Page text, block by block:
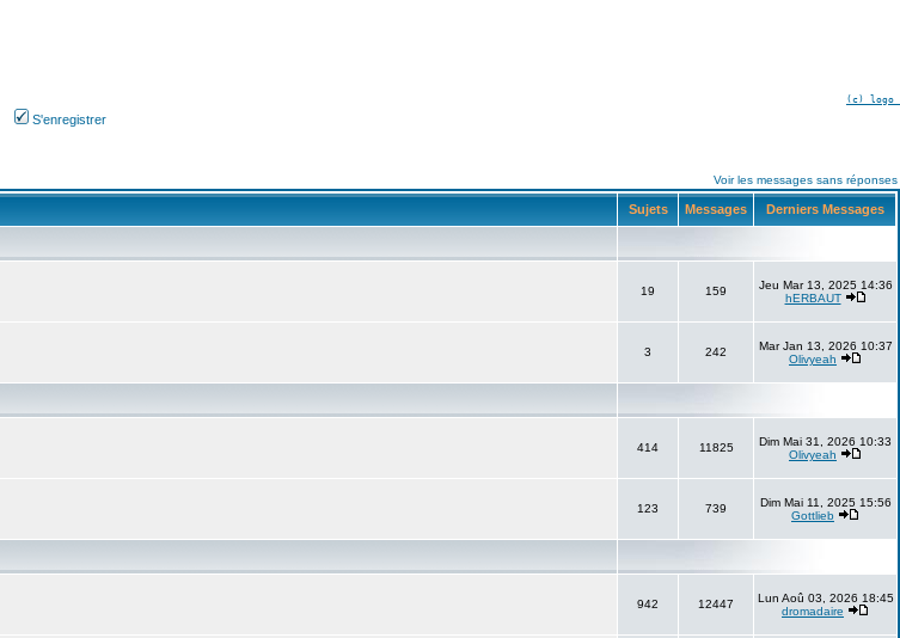
(c) logo
S'enregistrer
Voir les messages sans réponses
Sujets Messages Derniers Messages
19 159
Jeu Mar 13, 2025 14:36
hERBAUT
3 242
Mar Jan 13, 2026 10:37
Olivyeah
414 11825
Dim Mai 31, 2026 10:33
Olivyeah
123 739
Dim Mai 11, 2025 15:56
Gottlieb
942 12447
Lun Aoû 03, 2026 18:45
dromadaire